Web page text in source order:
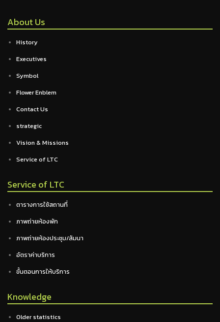
About Us
History
Executives
Symbol
Flower Enblem
Contact Us
strategic
Vision & Missions
Service of LTC
Service of LTC
ตารางการใช้สถานที่
ภาพถ่ายห้องพัก
ภาพถ่ายห้องประชุม/สัมนา
อัตราค่าบริการ
ขั้นตอนการให้บริการ
Knowledge
Older statistics